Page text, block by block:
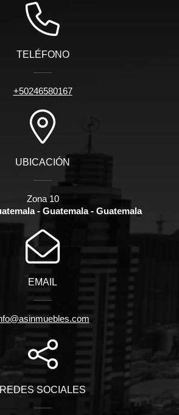
TELÉFONO
+50246580167
UBICACIÓN
Zona 10
- Guatemala - Guatemala
EMAIL
REDES SOCIALES